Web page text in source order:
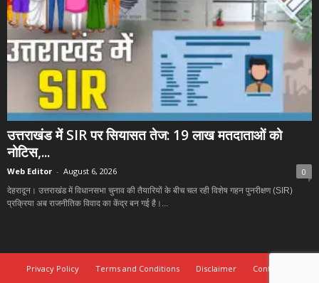
उत्तराखंड में SIR पर सियासत तेज: 19 लाख मतदाताओं को
नोटिस,...
Web Editor - August 6, 2026 0
देहरादून। उत्तराखंड में विधानसभा चुनाव की तैयारियों के बीच चल रही विशेष गहन पुनरीक्षण (SIR)
प्रक्रिया अब राजनीतिक विवाद का केंद्र बन गई है।...
Privacy Policy Terms and Conditions Disclaimer Contact Us